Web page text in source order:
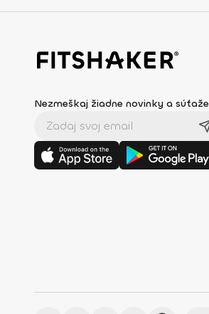
Nezmeškaj žiadne novinky a súťaže